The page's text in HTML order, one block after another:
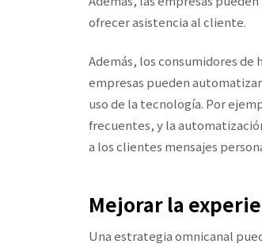
ofrecer asistencia al cliente.
Además, los consumidores de
empresas pueden
uso de la tecnología. Por
frecuentes, y la
a los clientes mensajes
Mejorar la
Una estrategia omnicanal